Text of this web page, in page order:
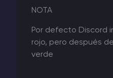
NOTA
Por defecto Discord
rojo, pero después
verde